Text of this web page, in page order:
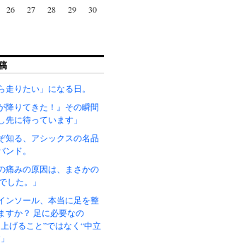
26 27 28 29
30
走りたい」になる日。
降りてきた！』その瞬間
先に待っています」
知る、アシックスの名品
ンド。
痛みの原因は、まさかの
した。」
ンソール、本当に足を整
すか？ 足に必要なの
げること”ではなく“中立